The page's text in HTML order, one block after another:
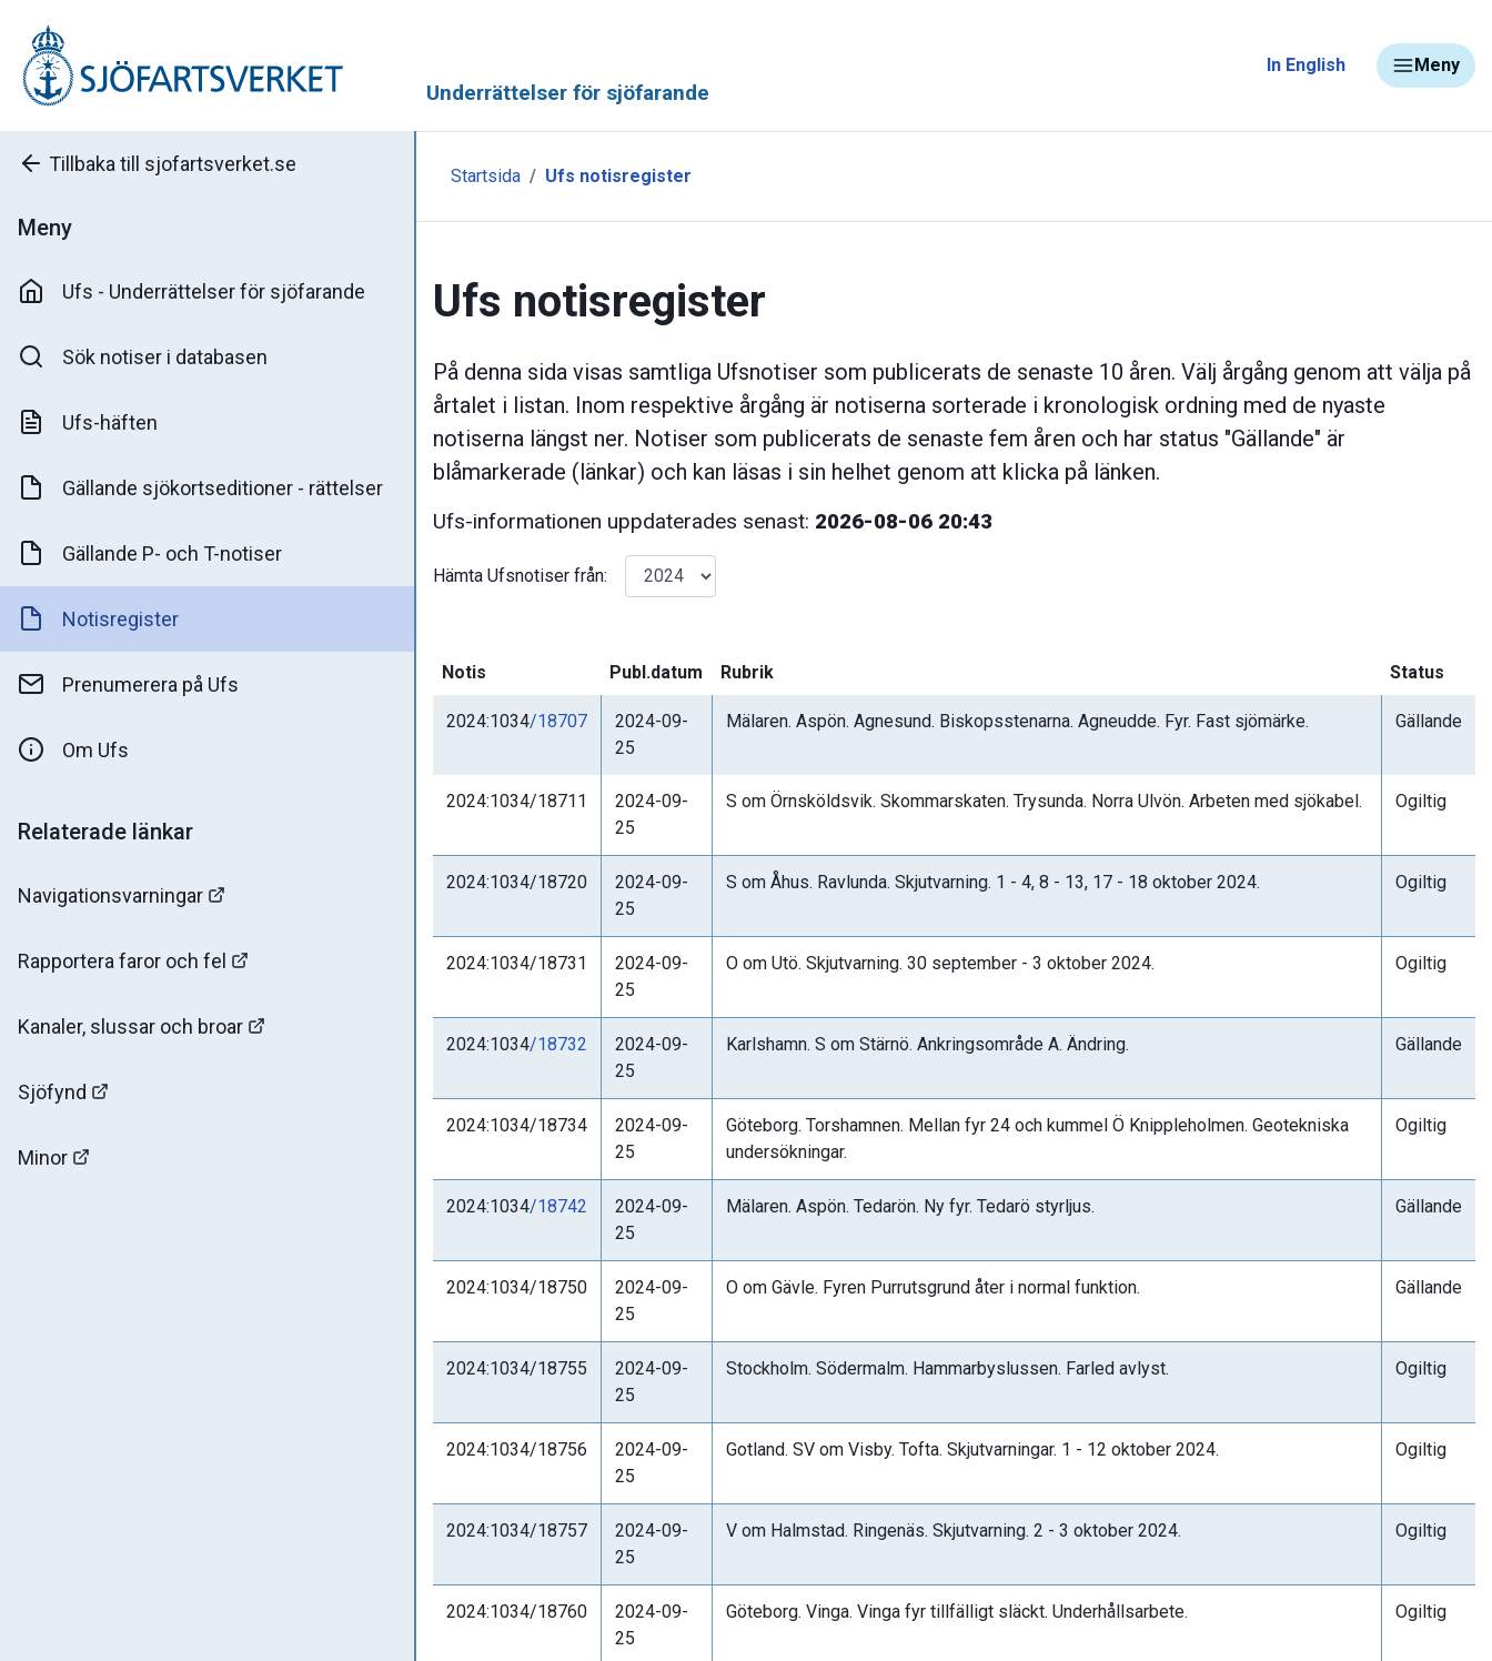
Underrättelser för sjöfarande
In English Meny
Tillbaka till sjofartsverket.se
Meny
Ufs - Underrättelser för sjöfarande
Sök notiser i databasen
Ufs-häften
Gällande sjökortseditioner - rättelser
Gällande P- och T-notiser
Notisregister
Prenumerera på Ufs
Om Ufs
Relaterade länkar
Navigationsvarningar
Rapportera faror och fel
Kanaler, slussar och broar
Sjöfynd
Minor
Startsida Ufs notisregister
Ufs notisregister
På denna sida visas samtliga Ufsnotiser som publicerats de senaste 10 åren. Välj årgång genom att välja på
årtalet i listan. Inom respektive årgång är notiserna sorterade i kronologisk ordning med de nyaste
notiserna längst ner. Notiser som publicerats de senaste fem åren och har status "Gällande" är
blåmarkerade (länkar) och kan läsas i sin helhet genom att klicka på länken.
Ufs-informationen uppdaterades senast: 2026-08-06 20:43
Hämta Ufsnotiser från:
Notis Publ.datum Rubrik Status
2024:1034/18707
2024-09-
25
Mälaren. Aspön. Agnesund. Biskopsstenarna. Agneudde. Fyr. Fast sjömärke. Gällande
2024:1034/18711
2024-09-
25
S om Örnsköldsvik. Skommarskaten. Trysunda. Norra Ulvön. Arbeten med sjökabel. Ogiltig
2024:1034/18720
2024-09-
25
S om Åhus. Ravlunda. Skjutvarning. 1 - 4, 8 - 13, 17 - 18 oktober 2024. Ogiltig
2024:1034/18731
2024-09-
25
O om Utö. Skjutvarning. 30 september - 3 oktober 2024. Ogiltig
2024:1034/18732
2024-09-
25
Karlshamn. S om Stärnö. Ankringsområde A. Ändring. Gällande
2024:1034/18734
2024-09-
25
Göteborg. Torshamnen. Mellan fyr 24 och kummel Ö Knippleholmen. Geotekniska
undersökningar.
Ogiltig
2024:1034/18742
2024-09-
25
Mälaren. Aspön. Tedarön. Ny fyr. Tedarö styrljus. Gällande
2024:1034/18750
2024-09-
25
O om Gävle. Fyren Purrutsgrund åter i normal funktion. Gällande
2024:1034/18755
2024-09-
25
Stockholm. Södermalm. Hammarbyslussen. Farled avlyst. Ogiltig
2024:1034/18756
2024-09-
25
Gotland. SV om Visby. Tofta. Skjutvarningar. 1 - 12 oktober 2024. Ogiltig
2024:1034/18757
2024-09-
25
V om Halmstad. Ringenäs. Skjutvarning. 2 - 3 oktober 2024. Ogiltig
2024:1034/18760
2024-09-
25
Göteborg. Vinga. Vinga fyr tillfälligt släckt. Underhållsarbete. Ogiltig